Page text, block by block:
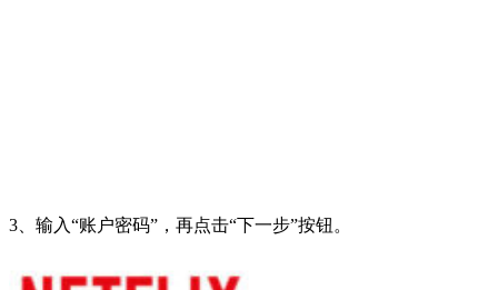
3、输入“账户密码”，再点击“下一步”按钮。